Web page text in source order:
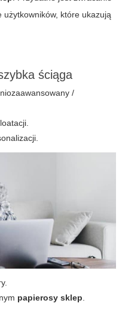
które ukazują
ściąga
/
papierosy sklep